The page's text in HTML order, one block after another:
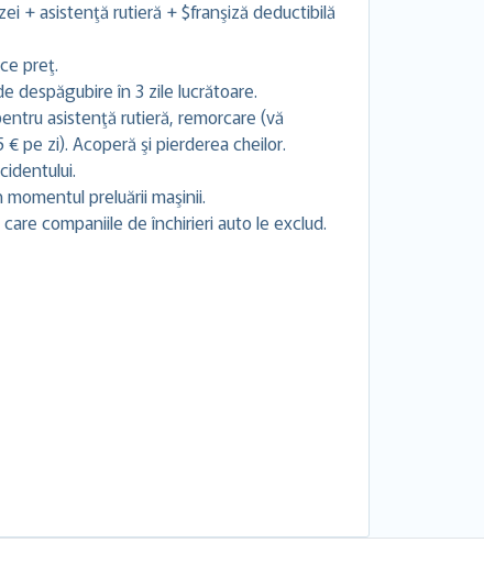
+ asistenţă rutieră + $franşiză deductibilă
preţ.
despăgubire în 3 zile lucrătoare.
asistenţă rutieră, remorcare (vă
pe zi). Acoperă şi pierderea cheilor.
preluării maşinii.
companiile de închirieri auto le exclud.